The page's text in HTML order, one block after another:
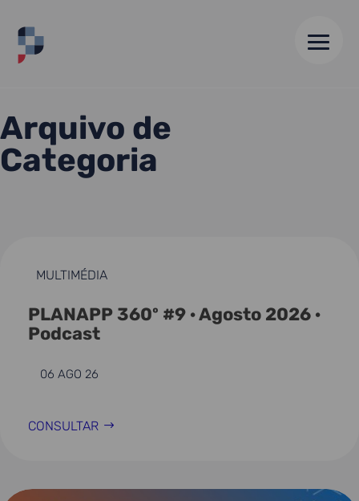
HOME
Arquivo de
Categoria
MULTIMÉDIA
PLANAPP 360º #9 · Agosto 2026 ·
Podcast
06 AGO 26
CONSULTAR